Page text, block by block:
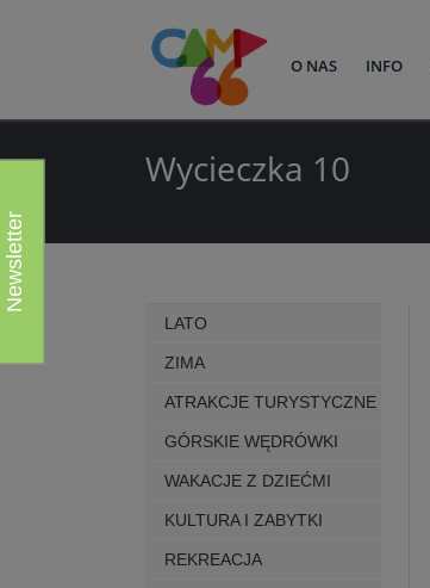
O NAS INFO
Wycieczka 10
LATO
ZIMA
ATRAKCJE TURYSTYCZNE
GÓRSKIE WĘDRÓWKI
WAKACJE Z DZIEĆMI
KULTURA I ZABYTKI
REKREACJA
Newsletter